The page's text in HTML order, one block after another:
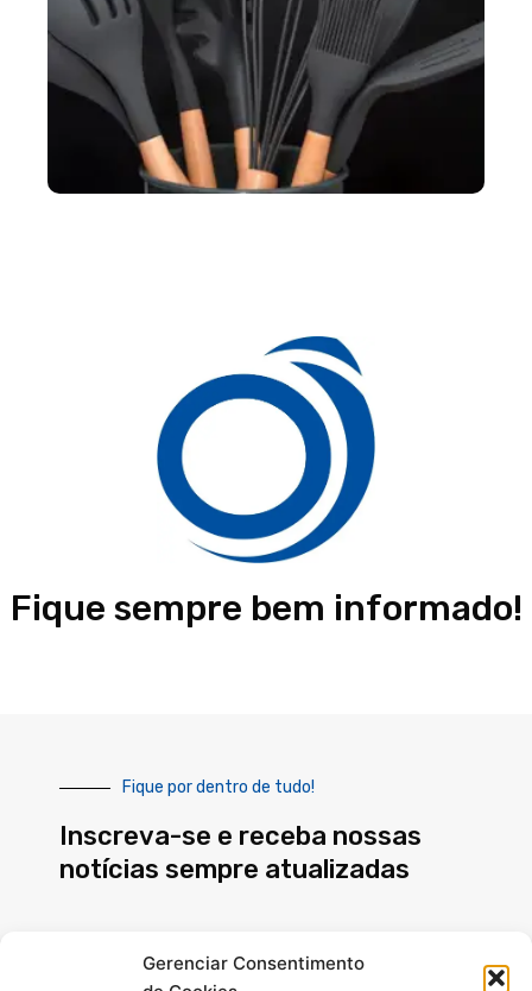
Gerenciar Consentimento
Fique sempre bem informado!
Fique por dentro de tudo!
Inscreva-se e receba nossas
notícias sempre atualizadas